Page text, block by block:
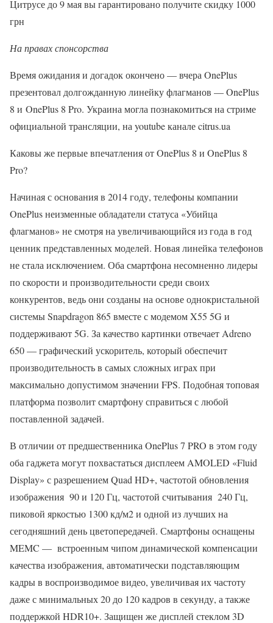
Цитрусе до 9 мая вы гарантировано получите скидку 1000
грн
На правах спонсорства
Время ожидания и догадок окончено — вчера OnePlus
презентовал долгожданную линейку флагманов — OnePlus
8 и OnePlus 8 Pro. Украина могла познакомиться на стриме
официальной трансляции, на youtube канале citrus.ua
Каковы же первые впечатления от OnePlus 8 и OnePlus 8
Pro?
Начиная с основания в 2014 году, телефоны компании
OnePlus неизменные обладатели статуса «Убийца
флагманов» не смотря на увеличивающийся из года в год
ценник представленных моделей. Новая линейка телефонов
не стала исключением. Оба смартфона несомненно лидеры
по скорости и производительности среди своих
конкурентов, ведь они созданы на основе однокристальной
системы Snapdragon 865 вместе с модемом X55 5G и
поддерживают 5G. За качество картинки отвечает Adreno
650 — графический ускоритель, который обеспечит
производительность в самых сложных играх при
максимально допустимом значении FPS. Подобная топовая
платформа позволит смартфону справиться с любой
поставленной задачей.
В отличии от предшественника OnePlus 7 PRO в этом году
оба гаджета могут похвастаться дисплеем AMOLED «Fluid
Display» с разрешением Quad HD+, частотой обновления
изображения 90 и 120 Гц, частотой считывания 240 Гц,
пиковой яркостью 1300 кд/м2 и одной из лучших на
сегодняшний день цветопередачей. Смартфоны оснащены
MEMC — встроенным чипом динамической компенсации
качества изображения, автоматически подставляющим
кадры в воспроизводимое видео, увеличивая их частоту
даже с минимальных 20 до 120 кадров в секунду, а также
поддержкой HDR10+. Защищен же дисплей стеклом 3D